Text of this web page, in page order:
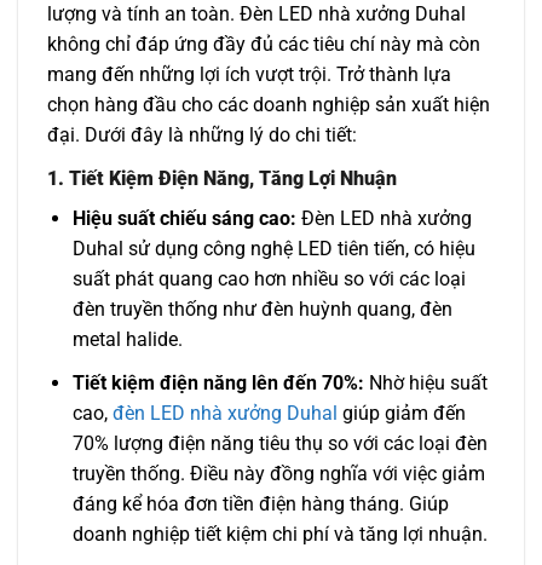
lượng và tính an toàn. Đèn LED nhà xưởng Duhal
không chỉ đáp ứng đầy đủ các tiêu chí này mà còn
mang đến những lợi ích vượt trội. Trở thành lựa
chọn hàng đầu cho các doanh nghiệp sản xuất hiện
đại. Dưới đây là những lý do chi tiết:
1. Tiết Kiệm Điện Năng, Tăng Lợi Nhuận
Hiệu suất chiếu sáng cao: Đèn LED nhà xưởng
Duhal sử dụng công nghệ LED tiên tiến, có hiệu
suất phát quang cao hơn nhiều so với các loại
đèn truyền thống như đèn huỳnh quang, đèn
metal halide.
Tiết kiệm điện năng lên đến 70%: Nhờ hiệu suất
cao, đèn LED nhà xưởng Duhal giúp giảm đến
70% lượng điện năng tiêu thụ so với các loại đèn
truyền thống. Điều này đồng nghĩa với việc giảm
đáng kể hóa đơn tiền điện hàng tháng. Giúp
doanh nghiệp tiết kiệm chi phí và tăng lợi nhuận.